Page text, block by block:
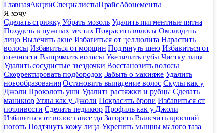
ГлавнаяАкцииСпециалистыПрайсАбонементы
Я хочу
Сделать стрижку Убрать мозоль Удалить пигментные пятна
Похудеть в нужных местах Покрасить волосы Омолодить
лицо Вылечить акне Избавиться от целлюлита Нарастить
волосы Избавиться от морщин Подтянуть шею Избавиться от
отечности Выпрямить волосы Увеличить губы Чистку лица
Удалить сосудистые звездочки Восстановить волосы
Скорректировать подбородок Забыть о макияже Удалить
новообразования Остановить выпадение волос Скулы как у
Джоли Проколоть уши Удалить растяжки и рубцы Сделать
маникюр Углы как у Джоли Покрасить брови Избавиться от
потливости Сделать педикюр Профиль как у Джоли
Избавиться от волос навсегда Загореть Вылечить вросший
ноготь Подтянуть кожу лица Укрепить мыщцы малого таза